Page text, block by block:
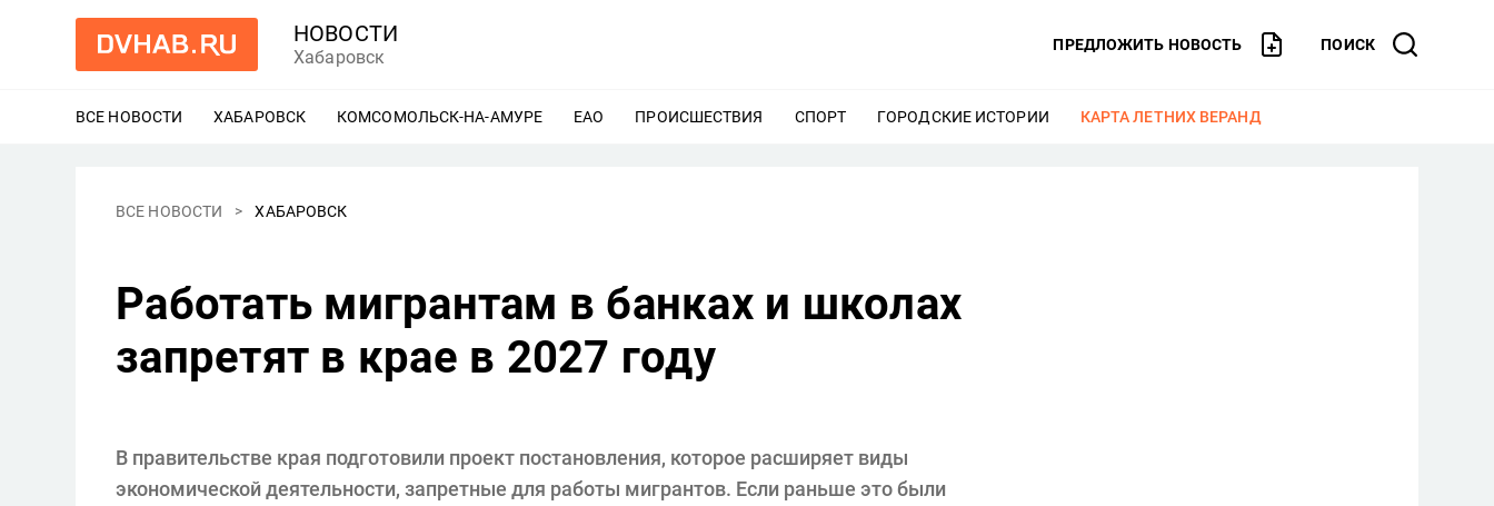
НОВОСТИ
Хабаровск
ПРЕДЛОЖИТЬ НОВОСТЬ ПОИСК
ВСЕ НОВОСТИ ХАБАРОВСК ЕЩЕ
КОМСОМОЛЬСК-НА-АМУРЕ ЕЩЕ
ЕАО ЕЩЕ
ПРОИСШЕСТВИЯ ЕЩЕ
СПОРТ ЕЩЕ
ГОРОДСКИЕ ИСТОРИИ ЕЩЕ
КАРТА ЛЕТНИХ ВЕРАНД
ВСЕ НОВОСТИ ХАБАРОВСК
Работать мигрантам в банках и школах
запретят в крае в 2027 году
В правительстве края подготовили проект постановления, которое расширяет виды
экономической деятельности, запретные для работы мигрантов. Если раньше это были